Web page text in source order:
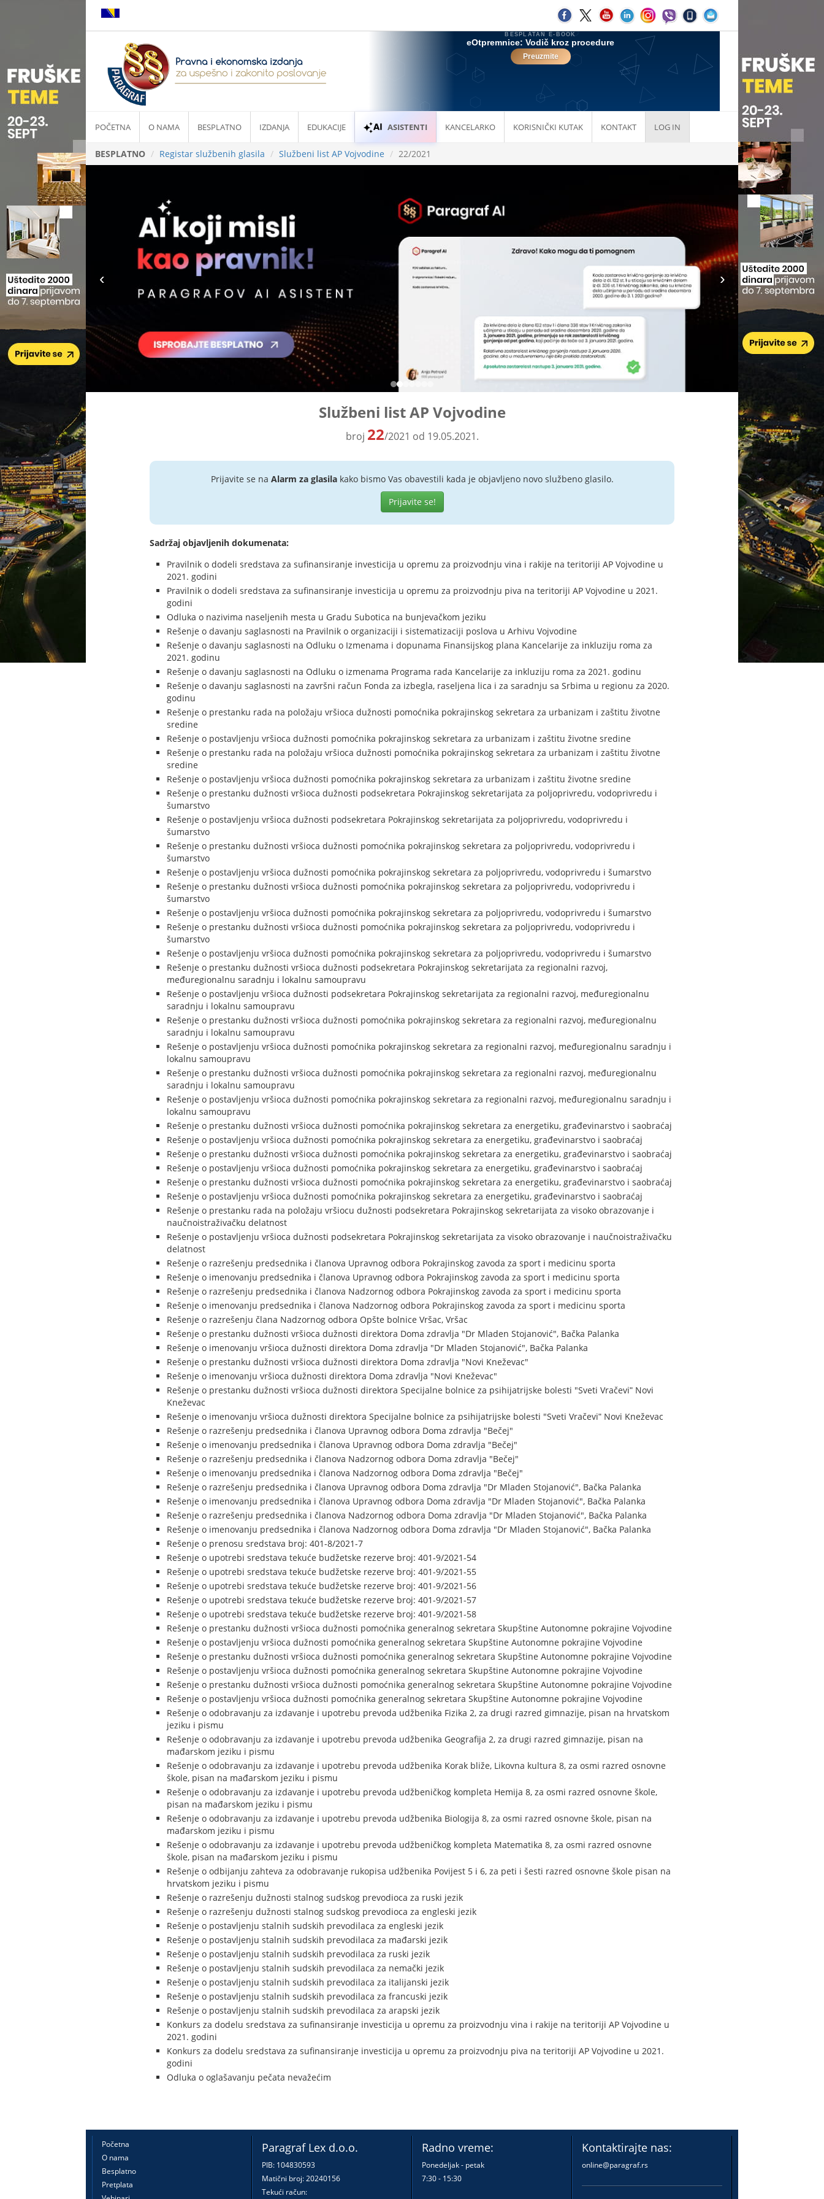
POČETNA O NAMA BESPLATNO IZDANJA EDUKACIJE ASISTENTI KANCELARKO KORISNIČKI KUTAK KONTAKT LOG IN
BESPLATNO Registar službenih glasila Službeni list AP Vojvodine 22/2021
Službeni list AP Vojvodine
broj 22/2021 od 19.05.2021.
Prijavite se na Alarm za glasilakako bismo Vas obavestili kada je objavljeno novo službeno glasilo.
Prijavite se!
Sadržaj objavljenih dokumenata:
Pravilnik o dodeli sredstava za sufinansiranje investicija u opremu za proizvodnju vina i rakije na teritoriji AP Vojvodine u
2021. godini
Pravilnik o dodeli sredstava za sufinansiranje investicija u opremu za proizvodnju piva na teritoriji AP Vojvodine u 2021.
godini
Odluka o nazivima naseljenih mesta u Gradu Subotica na bunjevačkom jeziku
Rešenje o davanju saglasnosti na Pravilnik o organizaciji i sistematizaciji poslova u Arhivu Vojvodine
Rešenje o davanju saglasnosti na Odluku o Izmenama i dopunama Finansijskog plana Kancelarije za inkluziju roma za
2021. godinu
Rešenje o davanju saglasnosti na Odluku o izmenama Programa rada Kancelarije za inkluziju roma za 2021. godinu
Rešenje o davanju saglasnosti na završni račun Fonda za izbegla, raseljena lica i za saradnju sa Srbima u regionu za 2020.
godinu
Rešenje o prestanku rada na položaju vršioca dužnosti pomoćnika pokrajinskog sekretara za urbanizam i zaštitu životne
sredine
Rešenje o postavljenju vršioca dužnosti pomoćnika pokrajinskog sekretara za urbanizam i zaštitu životne sredine
Rešenje o prestanku rada na položaju vršioca dužnosti pomoćnika pokrajinskog sekretara za urbanizam i zaštitu životne
sredine
Rešenje o postavljenju vršioca dužnosti pomoćnika pokrajinskog sekretara za urbanizam i zaštitu životne sredine
Rešenje o prestanku dužnosti vršioca dužnosti podsekretara Pokrajinskog sekretarijata za poljoprivredu, vodoprivredu i
šumarstvo
Rešenje o postavljenju vršioca dužnosti podsekretara Pokrajinskog sekretarijata za poljoprivredu, vodoprivredu i
šumarstvo
Rešenje o prestanku dužnosti vršioca dužnosti pomoćnika pokrajinskog sekretara za poljoprivredu, vodoprivredu i
šumarstvo
Rešenje o postavljenju vršioca dužnosti pomoćnika pokrajinskog sekretara za poljoprivredu, vodoprivredu i šumarstvo
Rešenje o prestanku dužnosti vršioca dužnosti pomoćnika pokrajinskog sekretara za poljoprivredu, vodoprivredu i
šumarstvo
Rešenje o postavljenju vršioca dužnosti pomoćnika pokrajinskog sekretara za poljoprivredu, vodoprivredu i šumarstvo
Rešenje o prestanku dužnosti vršioca dužnosti pomoćnika pokrajinskog sekretara za poljoprivredu, vodoprivredu i
šumarstvo
Rešenje o postavljenju vršioca dužnosti pomoćnika pokrajinskog sekretara za poljoprivredu, vodoprivredu i šumarstvo
Rešenje o prestanku dužnosti vršioca dužnosti podsekretara Pokrajinskog sekretarijata za regionalni razvoj,
međuregionalnu saradnju i lokalnu samoupravu
Rešenje o postavljenju vršioca dužnosti podsekretara Pokrajinskog sekretarijata za regionalni razvoj, međuregionalnu
saradnju i lokalnu samoupravu
Rešenje o prestanku dužnosti vršioca dužnosti pomoćnika pokrajinskog sekretara za regionalni razvoj, međuregionalnu
saradnju i lokalnu samoupravu
Rešenje o postavljenju vršioca dužnosti pomoćnika pokrajinskog sekretara za regionalni razvoj, međuregionalnu saradnju i
lokalnu samoupravu
Rešenje o prestanku dužnosti vršioca dužnosti pomoćnika pokrajinskog sekretara za regionalni razvoj, međuregionalnu
saradnju i lokalnu samoupravu
Rešenje o postavljenju vršioca dužnosti pomoćnika pokrajinskog sekretara za regionalni razvoj, međuregionalnu saradnju i
lokalnu samoupravu
Rešenje o prestanku dužnosti vršioca dužnosti pomoćnika pokrajinskog sekretara za energetiku, građevinarstvo i saobraćaj
Rešenje o postavljenju vršioca dužnosti pomoćnika pokrajinskog sekretara za energetiku, građevinarstvo i saobraćaj
Rešenje o prestanku dužnosti vršioca dužnosti pomoćnika pokrajinskog sekretara za energetiku, građevinarstvo i saobraćaj
Rešenje o postavljenju vršioca dužnosti pomoćnika pokrajinskog sekretara za energetiku, građevinarstvo i saobraćaj
Rešenje o prestanku dužnosti vršioca dužnosti pomoćnika pokrajinskog sekretara za energetiku, građevinarstvo i saobraćaj
Rešenje o postavljenju vršioca dužnosti pomoćnika pokrajinskog sekretara za energetiku, građevinarstvo i saobraćaj
Rešenje o prestanku rada na položaju vršiocu dužnosti podsekretara Pokrajinskog sekretarijata za visoko obrazovanje i
naučnoistraživačku delatnost
Rešenje o postavljenju vršioca dužnosti podsekretara Pokrajinskog sekretarijata za visoko obrazovanje i naučnoistraživačku
delatnost
Rešenje o razrešenju predsednika i članova Upravnog odbora Pokrajinskog zavoda za sport i medicinu sporta
Rešenje o imenovanju predsednika i članova Upravnog odbora Pokrajinskog zavoda za sport i medicinu sporta
Rešenje o razrešenju predsednika i članova Nadzornog odbora Pokrajinskog zavoda za sport i medicinu sporta
Rešenje o imenovanju predsednika i članova Nadzornog odbora Pokrajinskog zavoda za sport i medicinu sporta
Rešenje o razrešenju člana Nadzornog odbora Opšte bolnice Vršac, Vršac
Rešenje o prestanku dužnosti vršioca dužnosti direktora Doma zdravlja "Dr Mladen Stojanović", Bačka Palanka
Rešenje o imenovanju vršioca dužnosti direktora Doma zdravlja "Dr Mladen Stojanović", Bačka Palanka
Rešenje o prestanku dužnosti vršioca dužnosti direktora Doma zdravlja "Novi Kneževac"
Rešenje o imenovanju vršioca dužnosti direktora Doma zdravlja "Novi Kneževac"
Rešenje o prestanku dužnosti vršioca dužnosti direktora Specijalne bolnice za psihijatrijske bolesti "Sveti Vračeviʺ Novi
Kneževac
Rešenje o imenovanju vršioca dužnosti direktora Specijalne bolnice za psihijatrijske bolesti "Sveti Vračeviʺ Novi Kneževac
Rešenje o razrešenju predsednika i članova Upravnog odbora Doma zdravlja "Bečej"
Rešenje o imenovanju predsednika i članova Upravnog odbora Doma zdravlja "Bečej"
Rešenje o razrešenju predsednika i članova Nadzornog odbora Doma zdravlja "Bečej"
Rešenje o imenovanju predsednika i članova Nadzornog odbora Doma zdravlja "Bečej"
Rešenje o razrešenju predsednika i članova Upravnog odbora Doma zdravlja "Dr Mladen Stojanović", Bačka Palanka
Rešenje o imenovanju predsednika i članova Upravnog odbora Doma zdravlja "Dr Mladen Stojanović", Bačka Palanka
Rešenje o razrešenju predsednika i članova Nadzornog odbora Doma zdravlja "Dr Mladen Stojanović", Bačka Palanka
Rešenje o imenovanju predsednika i članova Nadzornog odbora Doma zdravlja "Dr Mladen Stojanović", Bačka Palanka
Rešenje o prenosu sredstava broj: 401-8/2021-7
Rešenje o upotrebi sredstava tekuće budžetske rezerve broj: 401-9/2021-54
Rešenje o upotrebi sredstava tekuće budžetske rezerve broj: 401-9/2021-55
Rešenje o upotrebi sredstava tekuće budžetske rezerve broj: 401-9/2021-56
Rešenje o upotrebi sredstava tekuće budžetske rezerve broj: 401-9/2021-57
Rešenje o upotrebi sredstava tekuće budžetske rezerve broj: 401-9/2021-58
Rešenje o prestanku dužnosti vršioca dužnosti pomoćnika generalnog sekretara Skupštine Autonomne pokrajine Vojvodine
Rešenje o postavljenju vršioca dužnosti pomoćnika generalnog sekretara Skupštine Autonomne pokrajine Vojvodine
Rešenje o prestanku dužnosti vršioca dužnosti pomoćnika generalnog sekretara Skupštine Autonomne pokrajine Vojvodine
Rešenje o postavljenju vršioca dužnosti pomoćnika generalnog sekretara Skupštine Autonomne pokrajine Vojvodine
Rešenje o prestanku dužnosti vršioca dužnosti pomoćnika generalnog sekretara Skupštine Autonomne pokrajine Vojvodine
Rešenje o postavljenju vršioca dužnosti pomoćnika generalnog sekretara Skupštine Autonomne pokrajine Vojvodine
Rešenje o odobravanju za izdavanje i upotrebu prevoda udžbenika Fizika 2, za drugi razred gimnazije, pisan na hrvatskom
jeziku i pismu
Rešenje o odobravanju za izdavanje i upotrebu prevoda udžbenika Geografija 2, za drugi razred gimnazije, pisan na
mađarskom jeziku i pismu
Rešenje o odobravanju za izdavanje i upotrebu prevoda udžbenika Korak bliže, Likovna kultura 8, za osmi razred osnovne
škole, pisan na mađarskom jeziku i pismu
Rešenje o odobravanju za izdavanje i upotrebu prevoda udžbeničkog kompleta Hemija 8, za osmi razred osnovne škole,
pisan na mađarskom jeziku i pismu
Rešenje o odobravanju za izdavanje i upotrebu prevoda udžbenika Biologija 8, za osmi razred osnovne škole, pisan na
mađarskom jeziku i pismu
Rešenje o odobravanju za izdavanje i upotrebu prevoda udžbeničkog kompleta Matematika 8, za osmi razred osnovne
škole, pisan na mađarskom jeziku i pismu
Rešenje o odbijanju zahteva za odobravanje rukopisa udžbenika Povijest 5 i 6, za peti i šesti razred osnovne škole pisan na
hrvatskom jeziku i pismu
Rešenje o razrešenju dužnosti stalnog sudskog prevodioca za ruski jezik
Rešenje o razrešenju dužnosti stalnog sudskog prevodioca za engleski jezik
Rešenje o postavljenju stalnih sudskih prevodilaca za engleski jezik
Rešenje o postavljenju stalnih sudskih prevodilaca za mađarski jezik
Rešenje o postavljenju stalnih sudskih prevodilaca za ruski jezik
Rešenje o postavljenju stalnih sudskih prevodilaca za nemački jezik
Rešenje o postavljenju stalnih sudskih prevodilaca za italijanski jezik
Rešenje o postavljenju stalnih sudskih prevodilaca za francuski jezik
Rešenje o postavljenju stalnih sudskih prevodilaca za arapski jezik
Konkurs za dodelu sredstava za sufinansiranje investicija u opremu za proizvodnju vina i rakije na teritoriji AP Vojvodine u
2021. godini
Konkurs za dodelu sredstava za sufinansiranje investicija u opremu za proizvodnju piva na teritoriji AP Vojvodine u 2021.
godini
Odluka o oglašavanju pečata nevažećim
Početna
O nama
Besplatno
Pretplata
Paragraf Lex d.o.o.
PIB: 104830593
Matični broj: 20240156
Tekući račun:
Radno vreme:
Ponedeljak - petak
7:30 - 15:30
Kontaktirajte nas:
online@paragraf.rs